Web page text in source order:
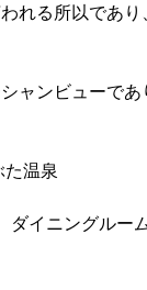
れる所以であ
ャンビューで
温泉
イニングルー